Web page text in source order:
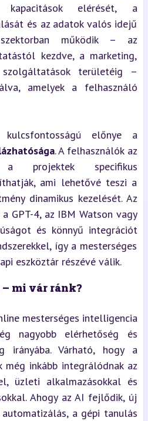
kapacitások elérését, a
és az adatok valós idejű
működik – az
kezdve, a marketing,
területéig –
amelyek a felhasználó
előnye a
. A felhasználók az
projektek specifikus
ami lehetővé teszi a
dinamikus kezelését. Az
GPT-4, az IBM Watson vagy
és könnyű integrációt
így a mesterséges
eszköztár részévé válik.
mi vár ránk?
mesterséges intelligencia
nagyobb elérhetőség és
irányába. Várható, hogy a
még inkább integrálódnak az
üzleti alkalmazásokkal és
Ahogy az AI fejlődik, új
a gépi tanulás